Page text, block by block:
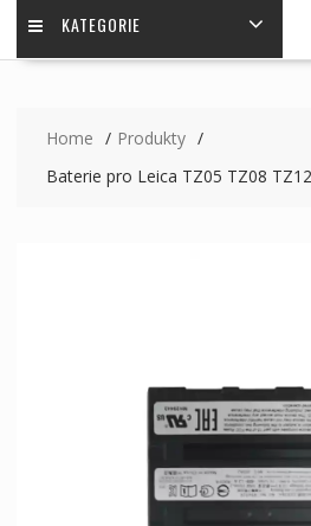
KATEGORIE
Home
Produkty
Baterie pro Leica TZ05 TZ08